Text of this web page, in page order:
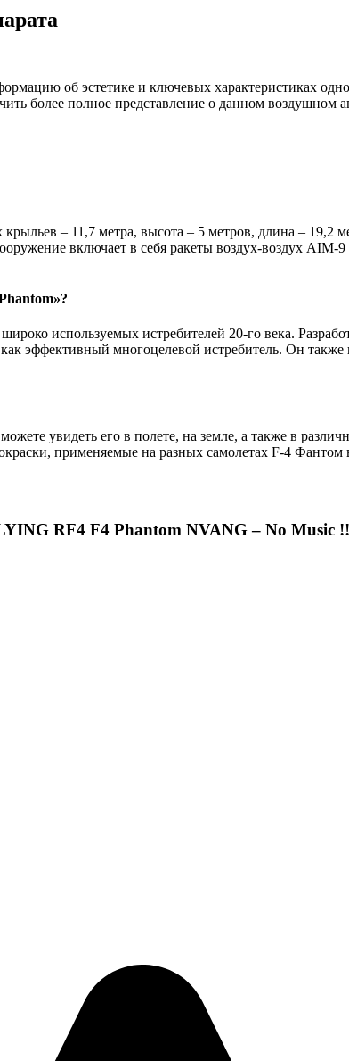
об эстетике и ключевых характеристиках
более полное представление о данном воздушном
– 11,7 метра, высота – 5 метров, длина – 19,2
включает в себя ракеты воздух-воздух
используемых истребителей 20-го века.
как эффективный многоцелевой истребитель. Он
увидеть его в полете, на земле, а также в
применяемые на разных самолетах F-4
RF4 F4 Phantom NVANG – No Music